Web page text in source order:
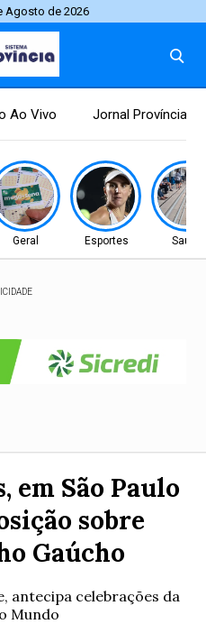
Agosto de 2026
Ao Vivo Jornal Província
Geral Esportes Saúde
em São Paulo
sobre
Gaúcho
antecipa celebrações da
Mundo